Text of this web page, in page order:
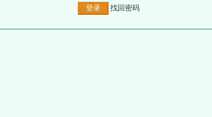
找回密码